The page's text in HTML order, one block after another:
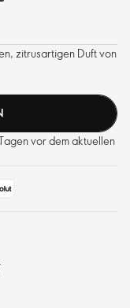
zitrusartigen Duft von
vor dem aktuellen